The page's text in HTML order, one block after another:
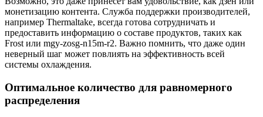
монетизацию контента. Служба поддержки производителей,
например Thermaltake, всегда готова сотрудничать и
предоставить информацию о составе продуктов, таких как
Frost или mgy-zosg-n15m-r2. Важно помнить, что даже один
неверный шаг может повлиять на эффективность всей
системы охлаждения.
Оптимальное количество для равномерного
распределения